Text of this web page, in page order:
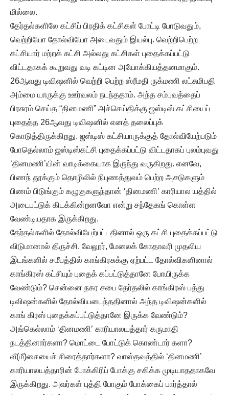
மில்லை.
தேர்தல்களிலே கட்சிப் பிரதிக் கட்சிகள் போட்டி போடுவதும்,
வெற்றியோ தோல்வியோ அடைவதும் இயல்பு. வெற்றிபெற்ற
கட்சியார் மற்றக் கட்சி அல்லது கட்சிகள் புதைக்கப்பட்டு
விட்டதாகக் கூறுவது வடி கட்டின அயோக்கியத்தனமாகும்.
26ஆவது டிவிஷனில் வெற்றி பெற்ற ஸ்ரீமதி ருக்மணி லட்சுமிபதி
அம்மை யாருக்கு ஊர்வலம் நடந்ததாம். அந்த சம்பவத்தைப்
பிரசுரம் செய்த “தினமணி” அச்செய்திக்கு ஜஸ்டிஸ் கட்சியைப்
புதைத்த 26ஆவது டிவிஷனில் எனத் தலைப்புக்
கொடுத்திருக்கிறது. ஜஸ்டிஸ் கட்சியாருக்குத் தோல்வியேற்படும்
போதெல்லாம் ஜஸ்டிஸ்கட்சி புதைக்கப்பட்டு விட்டதாகப் புலம்புவது
‘தினமணி’யின் வாடிக்கையாக இருந்து வருகிறது. எனவே,
பிணந் தூக்கும் தொழிலில் நிபுணத்துவம் பெற்ற அசடுகளும்
பிணம் பிடுங்கும் கழுகுகளுந்தான் ‘தினமணி’ காரியால யத்தில்
அடைபட்டுக் கிடக்கின்றனவோ என்று சந்தேகங் கொள்ள
வேண்டியதாக இருக்கிறது.
தேர்தல்களில் தோல்வியேற்பட்டதினால் ஒரு கட்சி புதைக்கப்பட்டு
விடுமானால் திருச்சி. வேலூர், மேலைக் கோதாவரி முதலிய
இடங்களில் சமீபத்தில் காங்கிரசுக்கு ஏற்பட்ட தோல்விகளினால்
காங்கிரஸ் கட்சியும் புதைக் கப்பட்டுத்தானே போயிருக்க
வேண்டும்? சென்னை நகர சபை தேர்தலில் காங்கிரஸ் பத்து
டிவிஷன்களில் தோல்வியடைந்ததினால் அந்த டிவிஷன்களில்
காங் கிரஸ் புதைக்கப்பட்டுத்தானே இருக்க வேண்டும்?
அங்கெல்லாம் ‘தினமணி’ காரியாலயத்தார் கருமாதி
நடத்தினார்களா? மொட்டை போட்டுக் கொண்டார் களா?
வீ(மீ)சையைச் சிரைத்தார்களா? வாஸ்தவத்தில் ‘தினமணி’
காரியாலயத்தாரின் போக்கிரிப் போக்கு சகிக்க முடியாததாகவே
இருக்கிறது. அவர்கள் புத்தி போகும் போக்கைப் பார்த்தால்